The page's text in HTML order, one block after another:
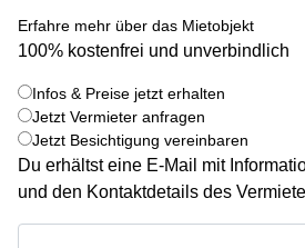
mieten
Neuss
Büro
mieten
Hamburg
Büro
mieten
Mitte
Str.
Mainzer
69
Frankfurt
Europaplatz
2 Berlin
Regus
Erfahre mehr über das Mietobjekt
100% kostenfrei und unverbindlich
Infos & Preise jetzt erhalten
Jetzt Vermieter anfragen
Jetzt Besichtigung vereinbaren
Du erhältst eine E-Mail mit
und den Kontaktdetails des